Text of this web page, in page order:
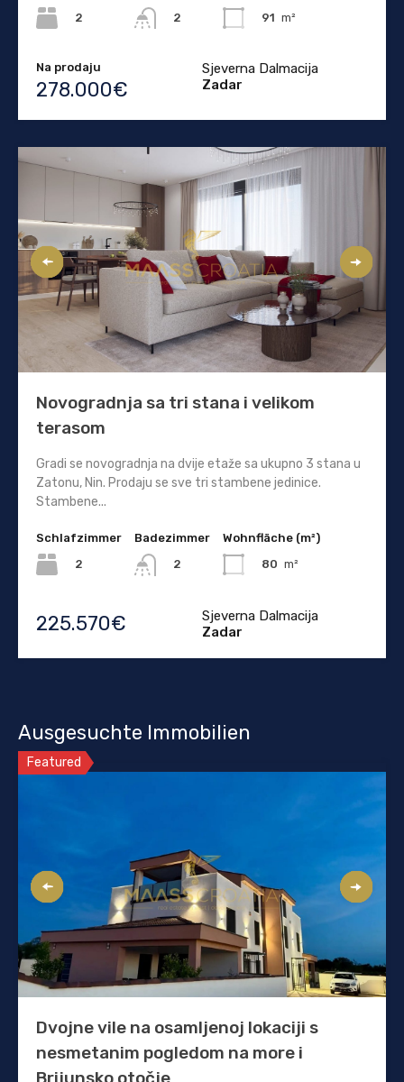
2
2
91 m²
Na prodaju
278.000€
Sjeverna Dalmacija
Zadar
Novogradnja sa tri stana i velikom
terasom
Gradi se novogradnja na dvije etaže sa ukupno 3 stana u
Zatonu, Nin. Prodaju se sve tri stambene jedinice.
Stambene...
Schlafzimmer
2
Badezimmer
2
Wohnfläche (m²)
80 m²
225.570€
Sjeverna Dalmacija
Zadar
Ausgesuchte Immobilien
Featured
Dvojne vile na osamljenoj lokaciji s
nesmetanim pogledom na more i
Brijunsko otočje